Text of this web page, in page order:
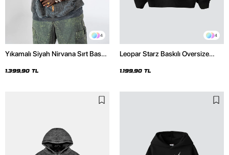
4
Yıkamalı Siyah Nirvana Sırt Baskılı
1.399,90 TL
4
Leopar Starz Baskılı Oversize
1.199,90 TL